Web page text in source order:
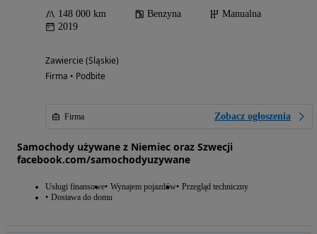
148 000 km Benzyna
Manualna
2019
Zawiercie (Śląskie)
Firma • Podbite
Firma Zobacz ogłoszenia
Samochody używane z Niemiec oraz Szwecji
facebook.com/samochodyuzywane
Usługi finansowe Wynajem pojazdów Przegląd techniczny
Dostawa do domu